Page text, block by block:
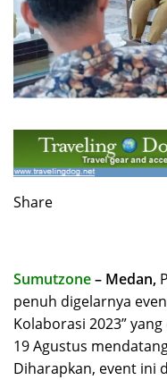
Share
Sumutzone– Medan,
penuh digelarnya
Kolaborasi 2023”
19 Agustus
Diharapkan, event ini